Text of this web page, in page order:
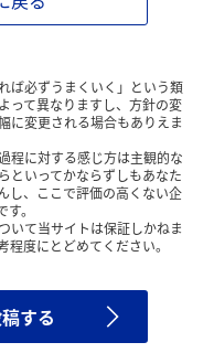
ば必ずうまくいく」という類
って異なりますし、方針の変
に変更される場合もありえま
程に対する感じ方は主観的な
といってかならずしもあなた
し、ここで評価の高くない企
。
いて当サイトは保証しかねま
度にとどめてください。
する